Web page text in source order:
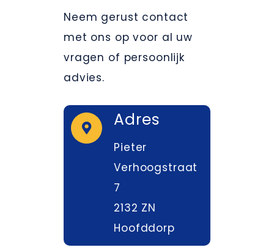
Neem gerust contact
met ons op voor al uw
vragen of persoonlijk
advies.
Adres
Pieter
Verhoogstraat
7
2132 ZN
Hoofddorp